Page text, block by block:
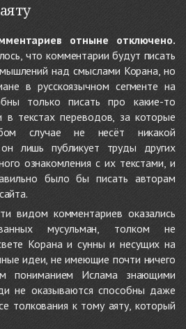
отныне отключено.
что комментарии будут писать
над смыслами Корана, но
в русскоязычном сегменте на
только писать про какие-то
в текстах переводов, за которые
случае не несёт никакой
лишь публикует труды других
ознакомления с их текстами, и
было бы писать авторам
видом комментариев оказались
мусульман, толком не
Корана и сунны и несущих на
идеи, не имеющие почти ничего
пониманием Ислама знающими
не оказываются способны даже
толкования к тому аяту, который